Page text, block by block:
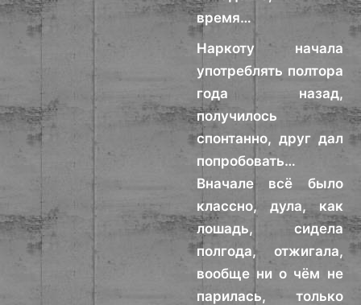
время…
Наркоту начала
употреблять полтора
года назад,
получилось
спонтанно, друг дал
попробовать…
Вначале всё было
классно, дула, как
лошадь, сидела
полгода, отжигала,
вообще ни о чём не
парилась, только